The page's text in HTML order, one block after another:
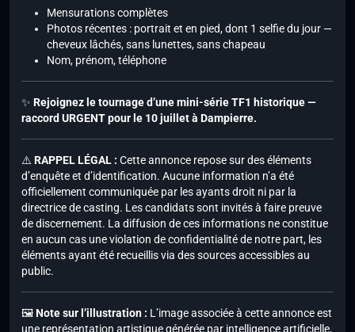
Mensurations complètes
Photos récentes : portrait et en pied, dont 1 selfie du jour —
cheveux lâchés, sans lunettes, sans chapeau
Nom, prénom, téléphone
✨ Rejoignez le tournage d’une mini-série TF1 historique —
raccord URGENT pour le 10 juillet à Dampierre.
⚠️ RAPPEL LÉGAL : Cette annonce repose sur des éléments
d’enquête et d’identification. Aucune information n’a été
officiellement communiquée par les ayants droit ni par la
directrice de casting. Les candidats sont invités à faire preuve
de discernement. La diffusion de ces informations ne constitue
en aucun cas une violation de confidentialité de notre part, les
éléments ayant été recueillis via des sources accessibles au
public.
🖼️Note sur l’illustration : L’image associée à cette annonce est
une représentation artistique générée par intelligence artificielle,